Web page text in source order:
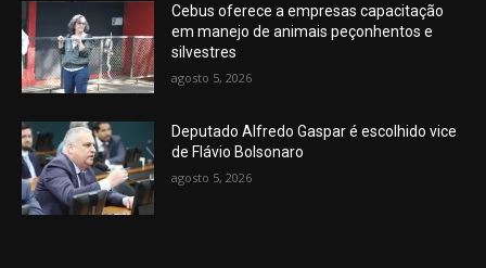
Cebus oferece a empresas capacitação
em manejo de animais peçonhentos e
silvestres
agosto 5, 2026
Deputado Alfredo Gaspar é escolhido vice
de Flávio Bolsonaro
agosto 5, 2026